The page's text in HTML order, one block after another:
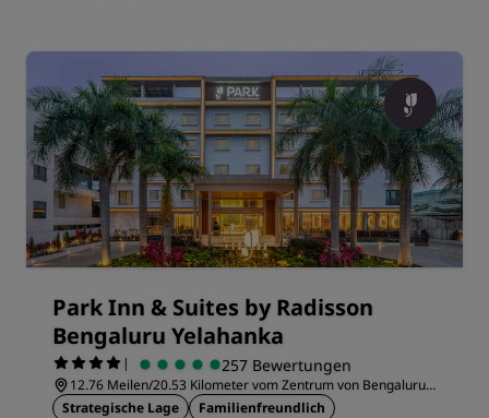
Park Inn & Suites by Radisson
Bengaluru Yelahanka
| 257 Bewertungen
12.76 Meilen/20.53 Kilometer vom Zentrum von Bengaluru
entfernt
Strategische Lage Familienfreundlich